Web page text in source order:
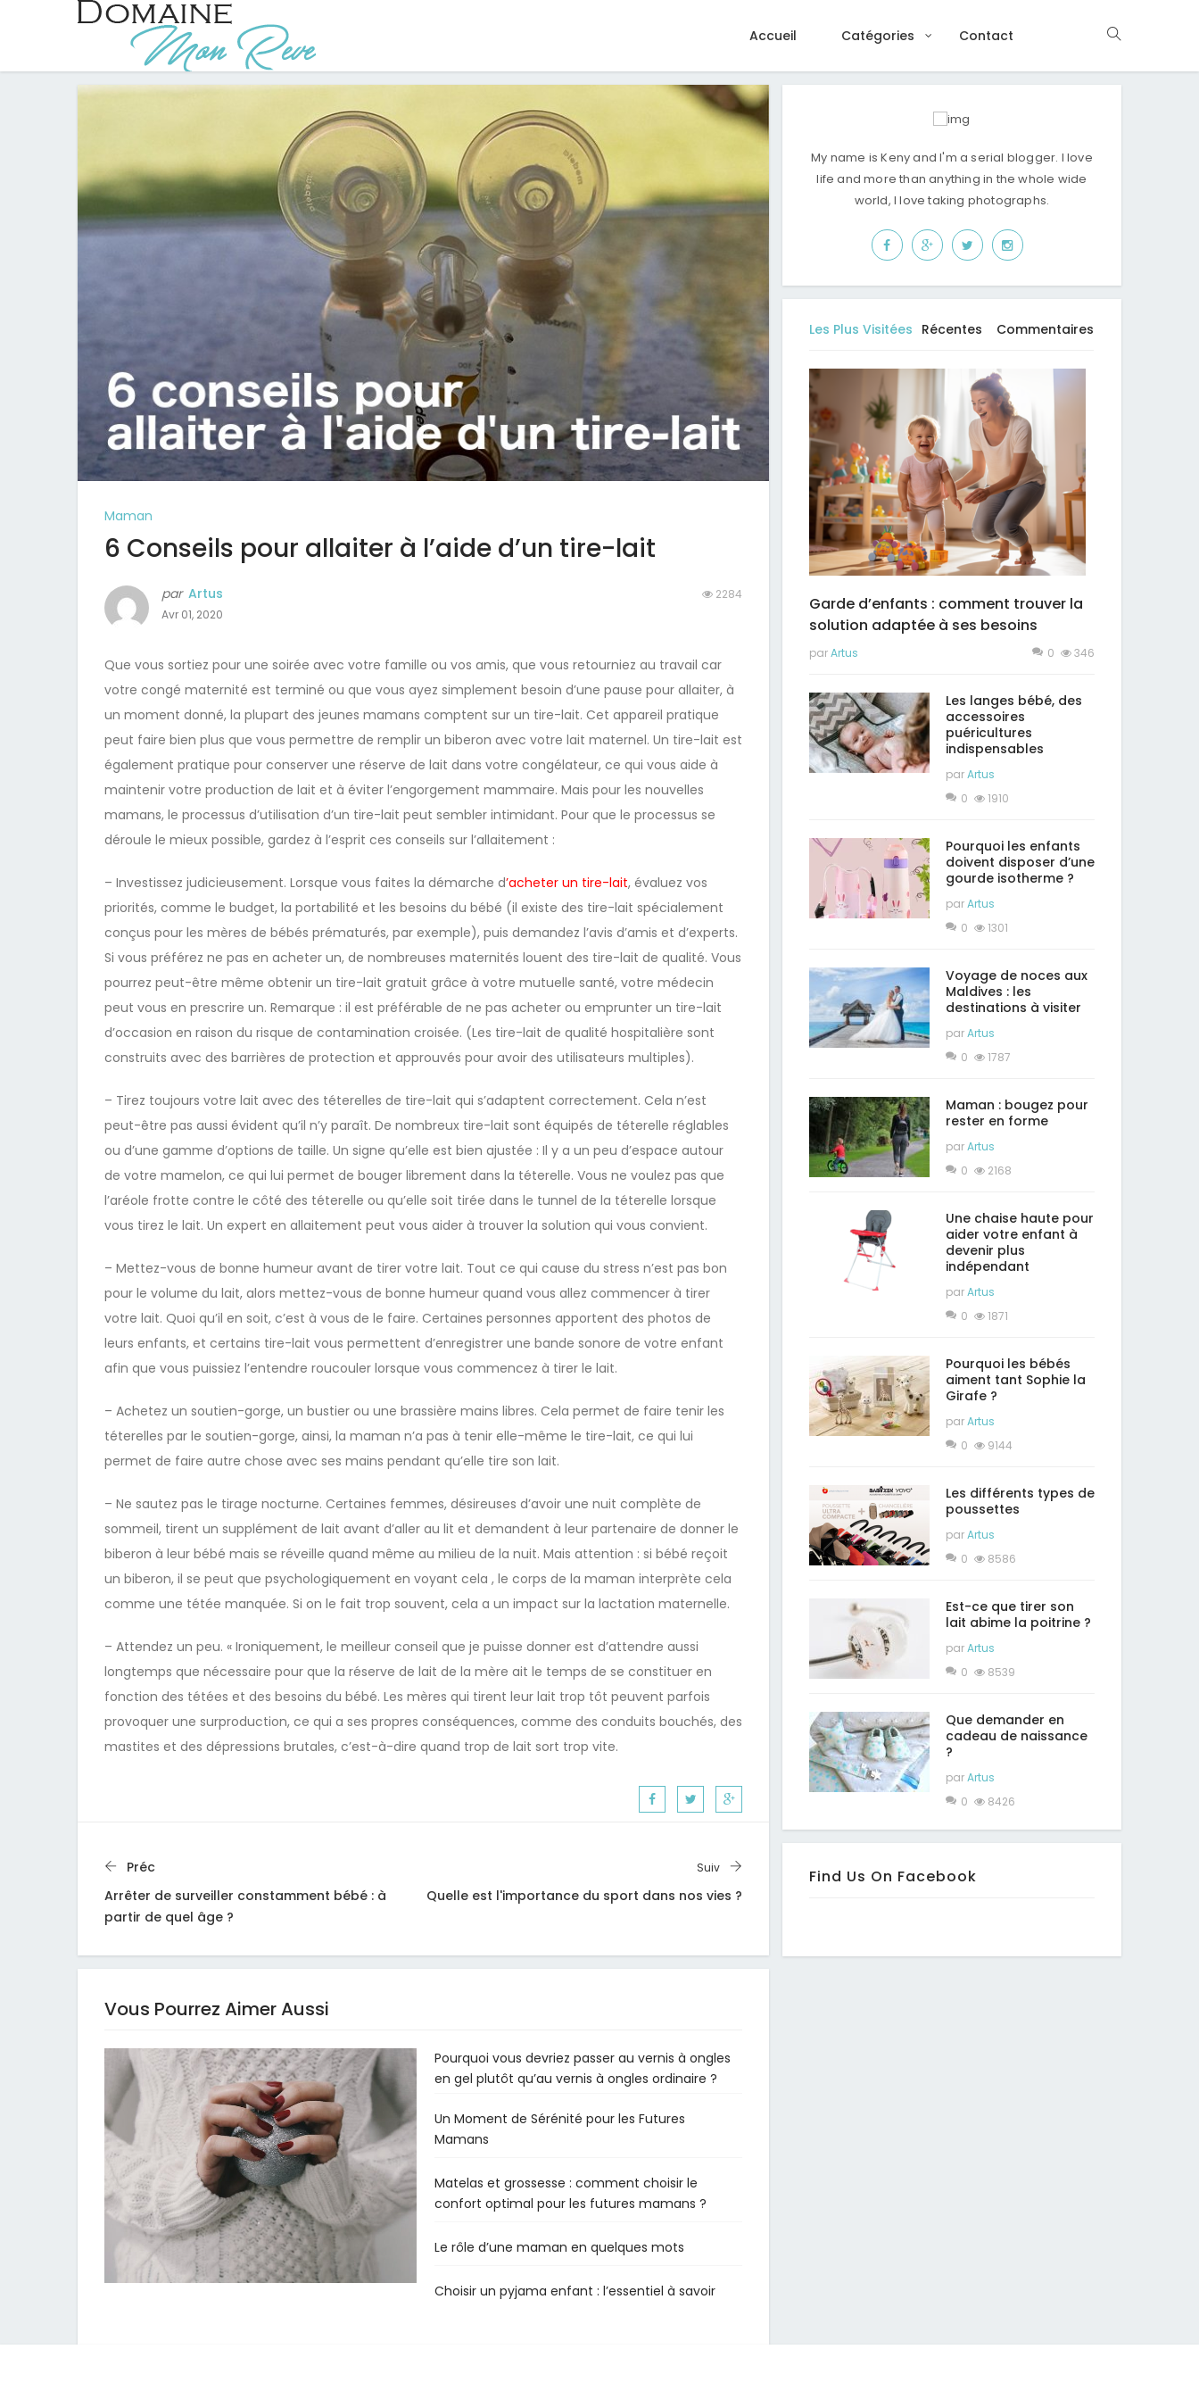
Accueil Catégories Contact
Maman
6 Conseils pour allaiter à l’aide d’un tire-lait
par Artus
Avr 01, 2020
2284
Que vous sortiez pour une soirée avec votre famille ou vos amis, que vous retourniez au travail car
votre congé maternité est terminé ou que vous ayez simplement besoin d’une pause pour allaiter, à
un moment donné, la plupart des jeunes mamans comptent sur un tire-lait. Cet appareil pratique
peut faire bien plus que vous permettre de remplir un biberon avec votre lait maternel. Un tire-lait est
également pratique pour conserver une réserve de lait dans votre congélateur, ce qui vous aide à
maintenir votre production de lait et à éviter l’engorgement mammaire. Mais pour les nouvelles
mamans, le processus d’utilisation d’un tire-lait peut sembler intimidant. Pour que le processus se
déroule le mieux possible, gardez à l’esprit ces conseils sur l’allaitement :
– Investissez judicieusement. Lorsque vous faites la démarche d’acheter un tire-lait, évaluez vos
priorités, comme le budget, la portabilité et les besoins du bébé (il existe des tire-lait spécialement
conçus pour les mères de bébés prématurés, par exemple), puis demandez l’avis d’amis et d’experts.
Si vous préférez ne pas en acheter un, de nombreuses maternités louent des tire-lait de qualité. Vous
pourrez peut-être même obtenir un tire-lait gratuit grâce à votre mutuelle santé, votre médecin
peut vous en prescrire un. Remarque : il est préférable de ne pas acheter ou emprunter un tire-lait
d’occasion en raison du risque de contamination croisée. (Les tire-lait de qualité hospitalière sont
construits avec des barrières de protection et approuvés pour avoir des utilisateurs multiples).
– Tirez toujours votre lait avec des téterelles de tire-lait qui s’adaptent correctement. Cela n’est
peut-être pas aussi évident qu’il n’y paraît. De nombreux tire-lait sont équipés de téterelle réglables
ou d’une gamme d’options de taille. Un signe qu’elle est bien ajustée : Il y a un peu d’espace autour
de votre mamelon, ce qui lui permet de bouger librement dans la téterelle. Vous ne voulez pas que
l’aréole frotte contre le côté des téterelle ou qu’elle soit tirée dans le tunnel de la téterelle lorsque
vous tirez le lait. Un expert en allaitement peut vous aider à trouver la solution qui vous convient.
– Mettez-vous de bonne humeur avant de tirer votre lait. Tout ce qui cause du stress n’est pas bon
pour le volume du lait, alors mettez-vous de bonne humeur quand vous allez commencer à tirer
votre lait. Quoi qu’il en soit, c’est à vous de le faire. Certaines personnes apportent des photos de
leurs enfants, et certains tire-lait vous permettent d’enregistrer une bande sonore de votre enfant
afin que vous puissiez l’entendre roucouler lorsque vous commencez à tirer le lait.
– Achetez un soutien-gorge, un bustier ou une brassière mains libres. Cela permet de faire tenir les
téterelles par le soutien-gorge, ainsi, la maman n’a pas à tenir elle-même le tire-lait, ce qui lui
permet de faire autre chose avec ses mains pendant qu’elle tire son lait.
– Ne sautez pas le tirage nocturne. Certaines femmes, désireuses d’avoir une nuit complète de
sommeil, tirent un supplément de lait avant d’aller au lit et demandent à leur partenaire de donner le
biberon à leur bébé mais se réveille quand même au milieu de la nuit. Mais attention : si bébé reçoit
un biberon, il se peut que psychologiquement en voyant cela , le corps de la maman interprète cela
comme une tétée manquée. Si on le fait trop souvent, cela a un impact sur la lactation maternelle.
– Attendez un peu. « Ironiquement, le meilleur conseil que je puisse donner est d’attendre aussi
longtemps que nécessaire pour que la réserve de lait de la mère ait le temps de se constituer en
fonction des tétées et des besoins du bébé. Les mères qui tirent leur lait trop tôt peuvent parfois
provoquer une surproduction, ce qui a ses propres conséquences, comme des conduits bouchés, des
mastites et des dépressions brutales, c’est-à-dire quand trop de lait sort trop vite.
Préc
Arrêter de surveiller constamment bébé : à
partir de quel âge ?
Suiv
Quelle est l'importance du sport dans nos vies ?
Vous Pourrez Aimer Aussi
Pourquoi vous devriez passer au vernis à ongles
en gel plutôt qu’au vernis à ongles ordinaire ?
Un Moment de Sérénité pour les Futures
Mamans
Matelas et grossesse : comment choisir le
confort optimal pour les futures mamans ?
Le rôle d’une maman en quelques mots
Choisir un pyjama enfant : l’essentiel à savoir
My name is Keny and I'm a serial blogger. I love
life and more than anything in the whole wide
world, I love taking photographs.
Les Plus Visitées Récentes Commentaires
Garde d’enfants : comment trouver la
solution adaptée à ses besoins
parArtus 0 346
Les langes bébé, des
accessoires
puéricultures
indispensables
parArtus
0
1910
Pourquoi les enfants
doivent disposer d’une
gourde isotherme ?
parArtus
0
1301
Voyage de noces aux
Maldives : les
destinations à visiter
parArtus
0
1787
Maman : bougez pour
rester en forme
parArtus
0
2168
Une chaise haute pour
aider votre enfant à
devenir plus
indépendant
parArtus
0
1871
Pourquoi les bébés
aiment tant Sophie la
Girafe ?
parArtus
0
9144
Les différents types de
poussettes
parArtus
0
8586
Est-ce que tirer son
lait abime la poitrine ?
parArtus
0
8539
Que demander en
cadeau de naissance
?
parArtus
0
8426
Find Us On Facebook